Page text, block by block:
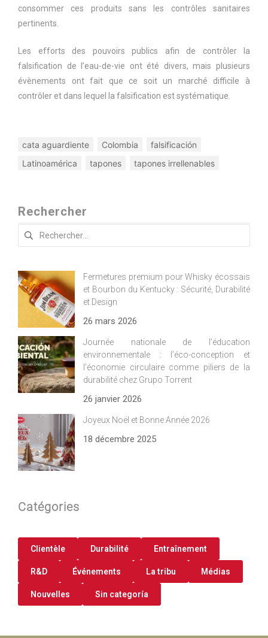
consommer ces produits sans les contrôles sanitaires
pertinents.
Les efforts des pouvoirs publics afin de contrôler la
falsification de l’eau-de-vie ont été divers, mais plusieurs
évènements ont fait que ce soit un marché difficile à
contrôler et dans lequel la falsification est systématique.
cata aguardiente Colombia
falsificación
Latinoamérica
tapones tapones irrellenables
Rechercher
Rechercher :
Fermetures premium pour Whisky écossais
et Bourbon du Kentucky : Sécurité, Durabilité
et Design
26 mars 2026
Journée nationale de l’éducation
environnementale : l’éco-conception et
l’économie circulaire comme piliers de la
durabilité chez Grupo Torrent
26 janvier 2026
Joyeux Noël et Bonne Année 2026
18 décembre 2025
Catégories
Clientèle Durabilité Entraînement
R&D Événements La tribu Médias
Nouvelles Sin categoría